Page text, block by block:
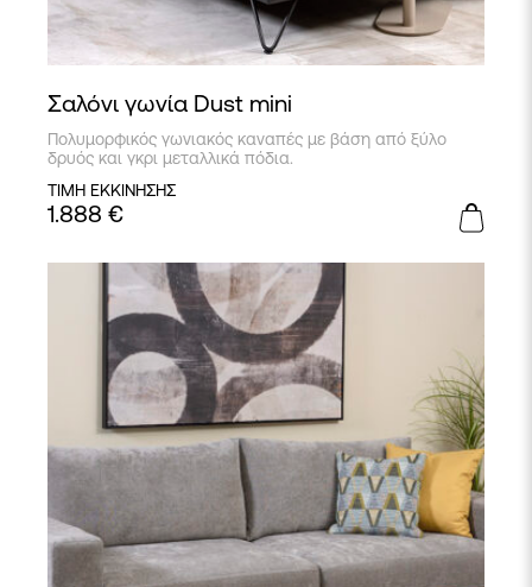
Σαλόνι γωνία Dust mini
Πολυμορφικός γωνιακός καναπές με βάση από ξύλο
δρυός και γκρι μεταλλικά πόδια.
ΤΙΜΗ ΕΚΚΙΝΗΣΗΣ
1.888 €